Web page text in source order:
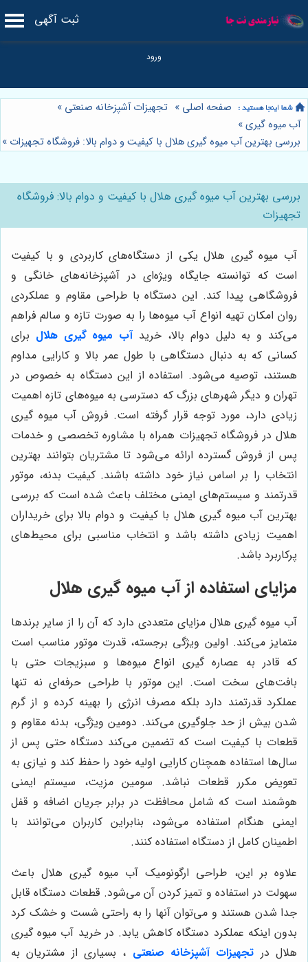
ثبت آگهی
صفحه اصلی » تجهیزات آشپزخانه صنعتی »
آب میوه گیری»
بررسی بهترین آب میوه گیری هلال با کیفیت و دوام بالا: فروشگاه تجهیزات »
بررسی بهترین آب میوه گیری هلال با کیفیت و دوام بالا: فروشگاه
تجهیزات
آب میوه گیری هلال یکی از دستگاه‌های کاربردی و با کیفیت
است که توانسته جایگاه ویژه‌ای در آشپزخانه‌های خانگی و
فروشگاهی پیدا کند. این دستگاه با طراحی مقاوم و عملکردی
روان امکان تهیه انواع آب میوه‌ها را به صورت تازه و سالم فراهم
می‌کند و به دلیل دوام بالا، خریدآب میوه گیری هلال برای
کسانی که به دنبال دستگاهی با طول عمر بالا و کارایی مداوم
هستند، توصیه می‌شود. استفاده از این دستگاه به خصوص در
تهران و دیگر شهرهای بزرگ که دسترسی به میوه‌های تازه اهمیت
زیادی دارد، مورد توجه قرار گرفته است. فروش آب میوه گیری
هلال در فروشگاه تجهیزات همراه با مشاوره تخصصی و خدمات
پس از فروش گسترده ارائه می‌شود تا مشتریان بتوانند بهترین
انتخاب را بر اساس نیاز خود داشته باشند. کیفیت بدنه، موتور
قدرتمند و سیستم‌های ایمنی مختلف باعث شده است که بررسی
بهترین آب میوه گیری هلال با کیفیت و دوام بالا برای خریداران
اهمیت زیادی داشته باشد و انتخاب مناسبی برای محیط‌های
پرکاربرد باشد.
مزایای استفاده از آب میوه گیری هلال
آب میوه گیری هلال مزایای متعددی دارد که آن را از سایر برندها
متمایز می‌کند. اولین ویژگی برجسته، قدرت موتور مناسب است
که قادر به عصاره گیری انواع میوه‌ها و سبزیجات حتی با
بافت‌های سخت است. این موتور با طراحی حرفه‌ای نه تنها
عملکرد قدرتمند دارد بلکه مصرف انرژی را بهینه کرده و از گرم
شدن بیش از حد جلوگیری می‌کند. دومین ویژگی، بدنه مقاوم و
قطعات با کیفیت است که تضمین می‌کند دستگاه حتی پس از
سال‌ها استفاده همچنان کارایی اولیه خود را حفظ کند و نیازی به
تعویض مکرر قطعات نباشد. سومین مزیت، سیستم ایمنی
هوشمند است که شامل محافظت در برابر جریان اضافه و قفل
ایمنی هنگام استفاده می‌شود، بنابراین کاربران می‌توانند با
اطمینان کامل از دستگاه استفاده کنند.
علاوه بر این، طراحی ارگونومیک آب میوه گیری هلال باعث
سهولت در استفاده و تمیز کردن آن می‌شود. قطعات دستگاه قابل
جدا شدن هستند و می‌توان آنها را به راحتی شست و خشک کرد
بدون اینکه عملکرد دستگاه کاهش یابد. در خرید آب میوه گیری
هلال در تجهیزات آشپزخانه صنعتی ، بسیاری از مشتریان به